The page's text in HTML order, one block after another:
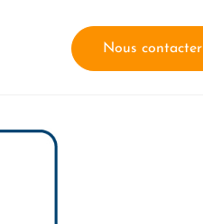
Nous contacter